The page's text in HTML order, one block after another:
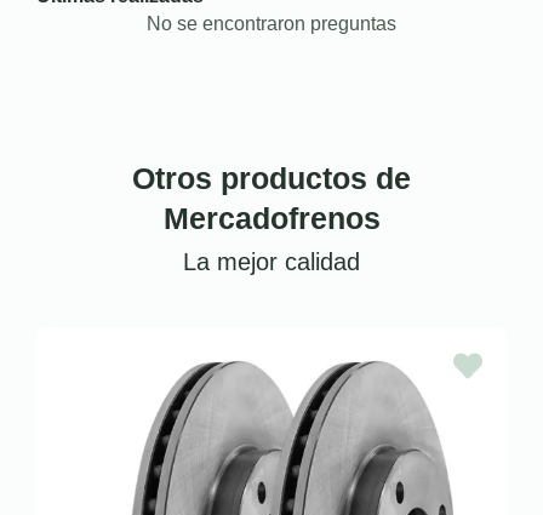
No se encontraron preguntas
Otros productos de
Mercadofrenos
La mejor calidad